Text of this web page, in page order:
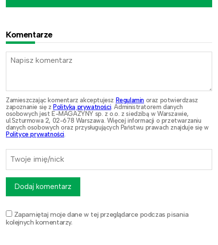
Komentarze
Zamieszczając komentarz akceptujesz Regulamin oraz potwierdzasz
zapoznanie się zPolityką prywatności . Administratorem danych
osobowych jest E-MAGAZYNY sp. z o.o. z siedzibą w Warszawie,
ul.Szturmowa 2, 02-678 Warszawa. Więcej informacji o przetwarzaniu
danych osobowych oraz przysługujących Państwu prawach znajduje się w
Polityce prywatności
Zapamiętaj moje dane w tej przeglądarce podczas pisania
kolejnych komentarzy.
Dodaj komentarz